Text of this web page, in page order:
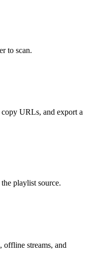
to scan.
URLs, and export a
playlist source.
streams, and